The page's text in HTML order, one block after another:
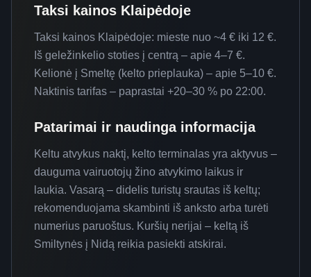
Taksi kainos Klaipėdoje
Taksi kainos Klaipėdoje: mieste nuo ~4 € iki 12 €.
Iš geležinkelio stoties į centrą – apie 4–7 €.
Kelionė į Smeltę (kelto prieplauka) – apie 5–10 €.
Naktinis tarifas – paprastai +20–30 % po 22:00.
Patarimai ir naudinga informacija
Keltu atvykus naktį, kelto terminalas yra aktyvus –
dauguma vairuotojų žino atvykimo laikus ir
laukia. Vasarą – didelis turistų srautas iš keltų;
rekomenduojama skambinti iš anksto arba turėti
numerius paruoštus. Kuršių nerijai – keltą iš
Smiltynės į Nidą reikia pasiekti atskirai.